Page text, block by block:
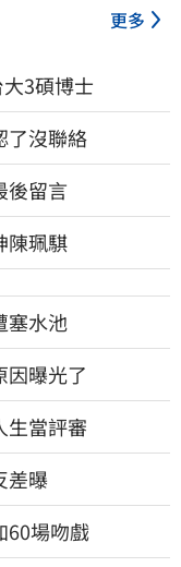
更多
3碩博士
沒聯絡
留言
陳珮騏
塞水池
曝光了
當評審
差曝
場吻戲